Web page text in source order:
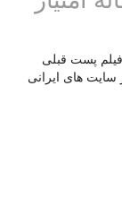
پست قبلی